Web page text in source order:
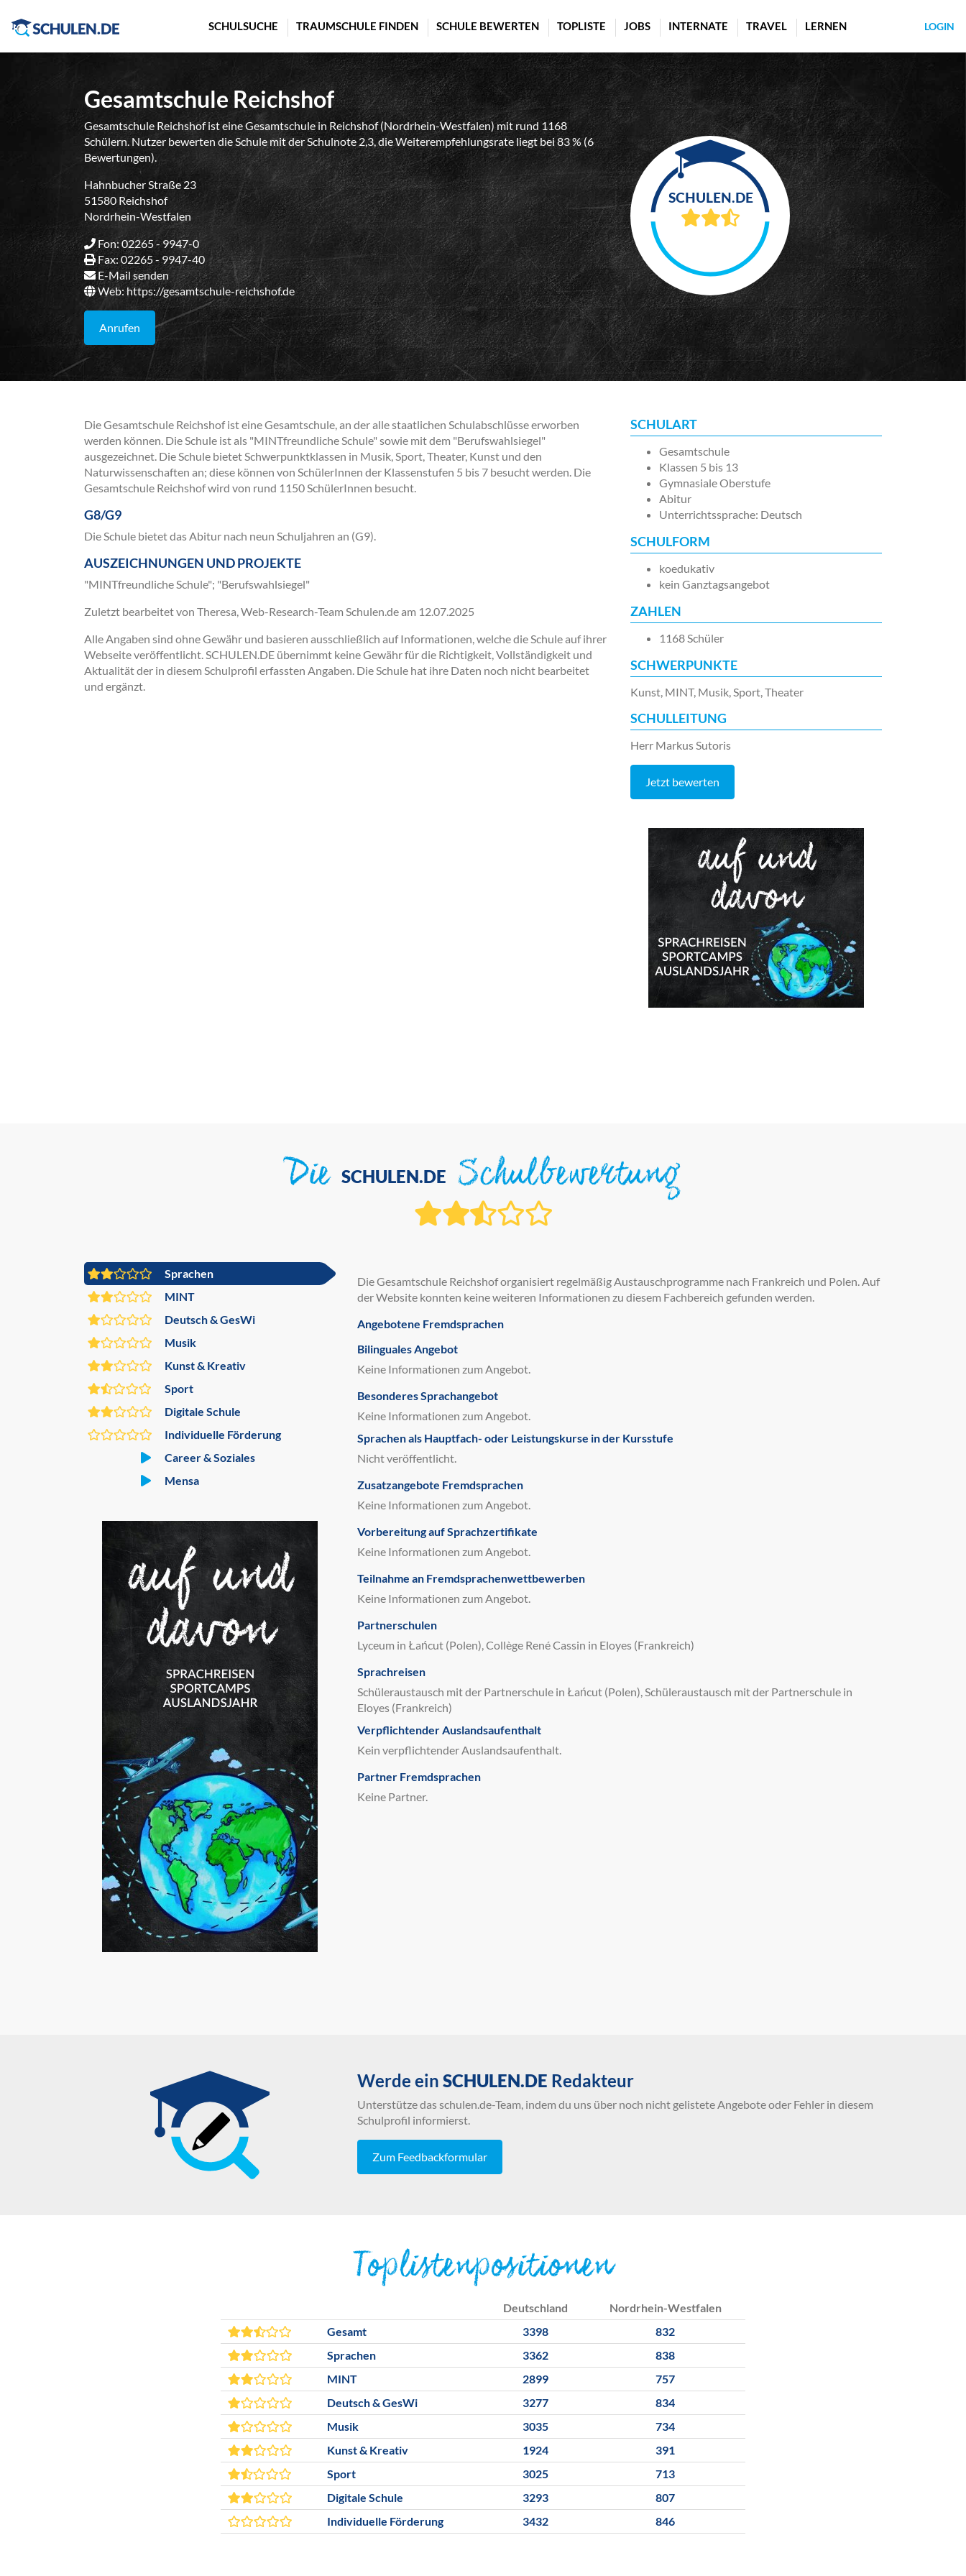
SCHULSUCHE TRAUMSCHULE FINDEN SCHULE BEWERTEN TOPLISTE JOBS INTERNATE TRAVEL LERNEN LOGIN
Gesamtschule Reichshof
Gesamtschule Reichshof ist eine Gesamtschule in Reichshof (Nordrhein-Westfalen) mit rund 1168
Schülern. Nutzer bewerten die Schule mit der Schulnote 2,3, die Weiterempfehlungsrate liegt bei 83 % (6
Bewertungen).
Hahnbucher Straße 23
51580 Reichshof
Nordrhein-Westfalen
Fon: 02265 - 9947-0
Fax: 02265 - 9947-40
E-Mail senden
Web:https://gesamtschule-reichshof.de
Anrufen
Die Gesamtschule Reichshof ist eine Gesamtschule, an der alle staatlichen Schulabschlüsse erworben
werden können. Die Schule ist als "MINTfreundliche Schule" sowie mit dem "Berufswahlsiegel"
ausgezeichnet. Die Schule bietet Schwerpunktklassen in Musik, Sport, Theater, Kunst und den
Naturwissenschaften an; diese können von SchülerInnen der Klassenstufen 5 bis 7 besucht werden. Die
Gesamtschule Reichshof wird von rund 1150 SchülerInnen besucht.
G8/G9
Die Schule bietet das Abitur nach neun Schuljahren an (G9).
AUSZEICHNUNGEN UND PROJEKTE
"MINTfreundliche Schule"; "Berufswahlsiegel"
Zuletzt bearbeitet von Theresa, Web-Research-Team Schulen.de am 12.07.2025
Alle Angaben sind ohne Gewähr und basieren ausschließlich auf Informationen, welche die Schule auf ihrer
Webseite veröffentlicht. SCHULEN.DE übernimmt keine Gewähr für die Richtigkeit, Vollständigkeit und
Aktualität der in diesem Schulprofil erfassten Angaben. Die Schule hat ihre Daten noch nicht bearbeitet
und ergänzt.
SCHULART
Gesamtschule
Klassen 5 bis 13
Gymnasiale Oberstufe
Abitur
Unterrichtssprache: Deutsch
SCHULFORM
koedukativ
kein Ganztagsangebot
ZAHLEN
1168 Schüler
SCHWERPUNKTE
Kunst, MINT, Musik, Sport, Theater
SCHULLEITUNG
Herr Markus Sutoris
Jetzt bewerten
Die SCHULEN.DE Schulbewertung
Sprachen
MINT
Deutsch & GesWi
Musik
Kunst & Kreativ
Sport
Digitale Schule
Individuelle Förderung
Career & Soziales
Mensa
Die Gesamtschule Reichshof organisiert regelmäßig Austauschprogramme nach Frankreich und Polen. Auf
der Website konnten keine weiteren Informationen zu diesem Fachbereich gefunden werden.
Angebotene Fremdsprachen
Bilinguales Angebot
Keine Informationen zum Angebot.
Besonderes Sprachangebot
Keine Informationen zum Angebot.
Sprachen als Hauptfach- oder Leistungskurse in der Kursstufe
Nicht veröffentlicht.
Zusatzangebote Fremdsprachen
Keine Informationen zum Angebot.
Vorbereitung auf Sprachzertifikate
Keine Informationen zum Angebot.
Teilnahme an Fremdsprachenwettbewerben
Keine Informationen zum Angebot.
Partnerschulen
Lyceum in Łańcut (Polen), Collège René Cassin in Eloyes (Frankreich)
Sprachreisen
Schüleraustausch mit der Partnerschule in Łańcut (Polen), Schüleraustausch mit der Partnerschule in
Eloyes (Frankreich)
Verpflichtender Auslandsaufenthalt
Kein verpflichtender Auslandsaufenthalt.
Partner Fremdsprachen
Keine Partner.
Werde ein SCHULEN.DE Redakteur
Unterstütze das schulen.de-Team, indem du uns über noch nicht gelistete Angebote oder Fehler in diesem
Schulprofil informierst.
Zum Feedbackformular
Toplistenpositionen
Deutschland
Nordrhein-Westfalen
Gesamt
3398
832
Sprachen
3362
838
MINT
2899
757
Deutsch & GesWi
3277
834
Musik
3035
734
Kunst & Kreativ
1924
391
Sport
3025
713
Digitale Schule
3293
807
Individuelle Förderung
3432 846